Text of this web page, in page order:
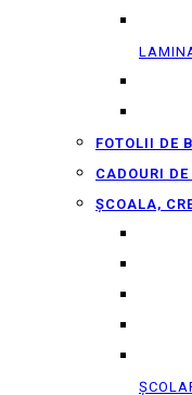
FOTOLII DE
CADOURI DE
ȘCOALA,